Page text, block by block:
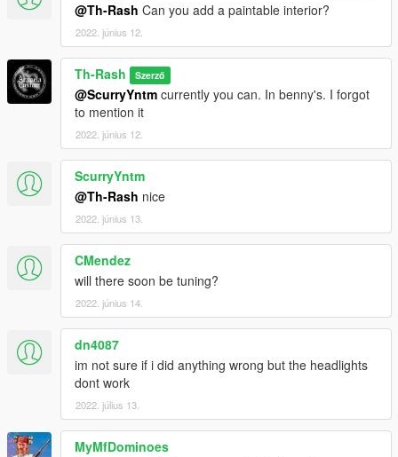
@Th-Rash Can you add a paintable interior?
2022. június 12.
Th-Rash Szerző
@ScurryYntm currently you can. In benny's. I forgot
to mention it
2022. június 12.
ScurryYntm
@Th-Rash nice
2022. június 13.
CMendez
will there soon be tuning?
2022. június 14.
dn4087
im not sure if i did anything wrong but the headlights
dont work
2022. július 13.
MyMfDominoes